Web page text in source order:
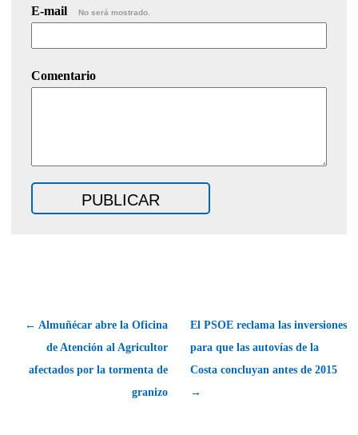
E-mail No será mostrado.
Comentario
← Almuñécar abre la Oficina
de Atención al Agricultor
afectados por la tormenta de
granizo
El PSOE reclama las inversiones
para que las autovías de la
Costa concluyan antes de 2015
→